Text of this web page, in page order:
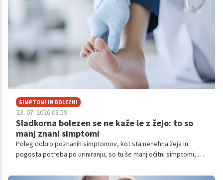
SIMPTOMI IN BOLEZNI
23. 07. 2026 03.59
Sladkorna bolezen se ne kaže le z žejo: to so
manj znani simptomi
Poleg dobro poznanih simptomov, kot sta nenehna žeja in
pogosta potreba po uriniranju, so tu še manj očitni simptomi, ki